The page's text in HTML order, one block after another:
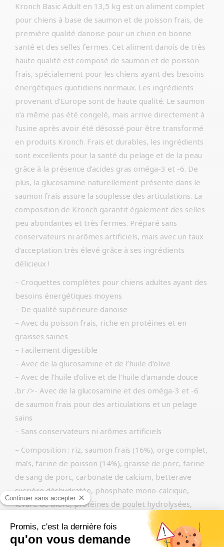
Kronch Basic Adult en 13,5 kg est un aliment complet
pour chiens à base de saumon et de poisson frais, de
première qualité danoise pour un chien en bonne
santé et des selles fermes. Cet aliment danois de très
haute qualité est composé de saumon et de poisson
frais, spécialement pour les chiens ayant des besoins
énergétiques quotidiens normaux. Les ingrédients
provenant d’Europe sont de haute qualité. Le saumon
n’a même pas été congelé, mais arrive directement à
l’usine après avoir été désossé pour être transformé
en produits Kronch. Frais et durables, les ingrédients
sont excellents pour la santé du pelage et de la peau
grâce à la présence d’acides gras oméga-3 et -6. De
plus, la glucosamine naturellement présente dans le
saumon frais assure la souplesse des articulations. La
composition de Kronch garantit également des selles
peu abondantes et très fermes. Préparé sans
conservateurs ni arômes artificiels, mais avec un taux
d’acceptation très élevé grâce à ses ingrédients
délicieux !
– Croquettes complètes pour chiens adultes ayant des
besoins énergétiques moyens
– De qualité supérieure danoise
– Avec du poisson frais, riche en protéines et en
graisses saines
– Facilement digestible
– Avec de la glucosamine et de l’huile d’olive
– Avec de l’huile d’olive et de l’huile d’amande douce
.br />- Avec de la glucosamine et des oméga-3 et -6
de saumon frais pour des articulations et un pelage
sains
– Sans conservateurs ni arômes artificiels
– Composition : riz, saumon frais (16%), orge complet,
maïs, farine de poisson (14%), graisse de porc, farine
de sang de porc, carbonate de calcium, betterave
sucrière déshydratée, phosphate mono-calcique,
levure de bière, protéines de poulet hydrolysées,
vitamines/minéraux, zéolite, sel de cuisine, chlorure
de choline, oxyde de magnésium, acide citrique,